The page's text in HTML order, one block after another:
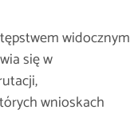
widocznym
się w
wnioskach